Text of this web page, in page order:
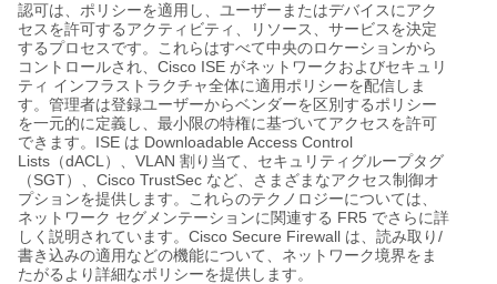
認可は、ポリシーを適用し、ユーザーまたはデバイスにアク
セスを許可するアクティビティ、リソース、サービスを決定
するプロセスです。これらはすべて中央のロケーションから
コントロールされ、 Cisco ISE がネットワークおよびセキュリ
ティ インフラストラクチャ全体に適用ポリシーを配信しま
す。管理者は登録ユーザーからベンダーを区別するポリシー
を一元的に定義し、最小限の特権に基づいてアクセスを許可
できます。 ISE は Downloadable Access Control
Lists （dACL ）、 VLAN 割り当て、セキュリティグループタグ
（ SGT）、 Cisco TrustSec など、さまざまなアクセス制御オ
プションを提供します。これらのテクノロジーについては、
ネットワーク セグメンテーションに関連する FR5 でさらに詳
しく説明されています。 Cisco Secure Firewall は、読み取り /
書き込みの適用などの機能について、ネットワーク境界をま
たがるより詳細なポリシーを提供します。